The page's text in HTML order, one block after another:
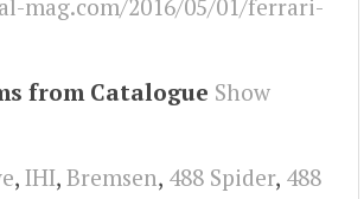
mag.com/2016/05/01/ferrari-
from Catalogue Show
, IHI, Bremsen, 488 Spider, 488